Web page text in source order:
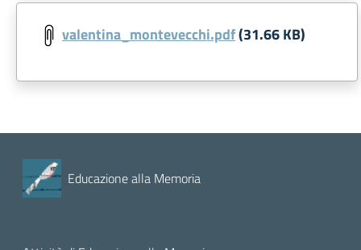
valentina_montevecchi.pdf(31.66 KB)
Educazione alla Memoria